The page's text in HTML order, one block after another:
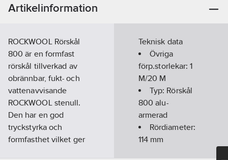
Artikelinformation
ROCKWOOL Rörskål
800 är en formfast
rörskål tillverkad av
obrännbar, fukt- och
vattenavvisande
ROCKWOOL stenull.
Den har en god
tryckstyrka och
formfasthet vilket ger
Teknisk data
Övriga
förp.storlekar:1
M/20 M
Typ: Rörskål
800 alu-
armerad
Rördiameter:
114 mm